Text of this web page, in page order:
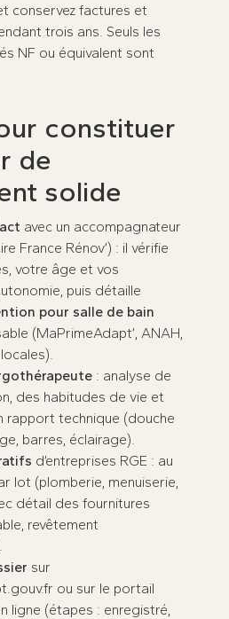
conservez factures et
trois ans. Seuls les
NF ou équivalent sont
constituer
de
solide
avec un accompagnateur
France Rénov’) : il vérifie
votre âge et vos
puis détaille
pour salle de bain
(MaPrimeAdapt’, ANAH,
: analyse de
des habitudes de vie et
rapport technique (douche
barres, éclairage).
d’entreprises RGE : au
lot (plomberie, menuiserie,
détail des fournitures
revêtement
sur
ou sur le portail
ligne (étapes : enregistré,